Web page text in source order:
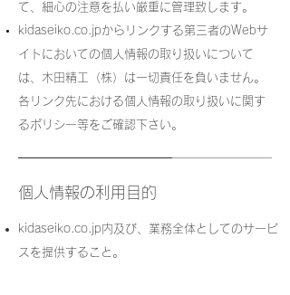
て、細心の注意を払い厳重に管理致します。
kidaseiko.co.jpからリンクする第三者のWebサ
イトにおいての個人情報の取り扱いについて
は、木田精工（株）は一切責任を負いません。
各リンク先における個人情報の取り扱いに関す
るポリシー等をご確認下さい。
個人情報の利用目的
kidaseiko.co.jp内及び、業務全体としてのサービ
スを提供すること。